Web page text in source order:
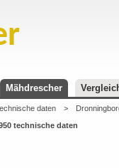
Mähdrescher
daten >
technische daten